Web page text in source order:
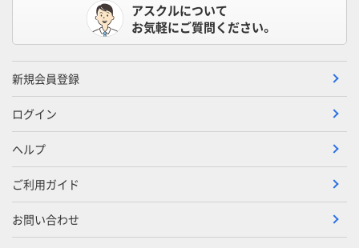
アスクルについて
お気軽にご質問ください。
新規会員登録
ログイン
ヘルプ
ご利用ガイド
お問い合わせ